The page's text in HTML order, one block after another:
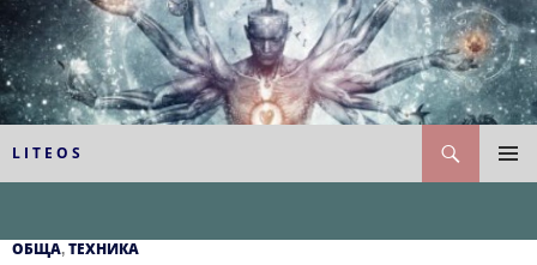
Към
съдържанието
L I T E O S
ОБЩА, ТЕХНИКА